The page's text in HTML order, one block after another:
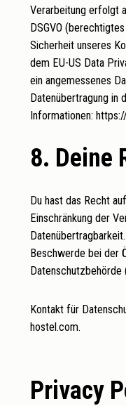
Verarbeitung erfolgt
DSGVO
Sicherheit unseres
dem EU-US Data
ein angemessenes
Datenübertragung in
Informationen:
8. Deine
Du hast das Recht
Einschränkung der
Beschwerde bei der
Datenschutzbehörde
Kontakt für
hostel.com.
Privacy